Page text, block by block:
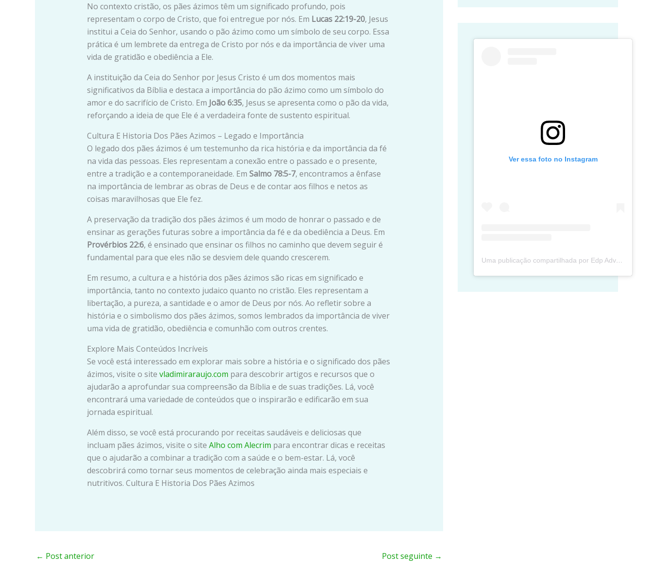
No contexto cristão, os pães ázimos têm um significado profundo, pois
representam o corpo de Cristo, que foi entregue por nós. Em Lucas 22:19-20, Jesus
institui a Ceia do Senhor, usando o pão ázimo como um símbolo de seu corpo. Essa
prática é um lembrete da entrega de Cristo por nós e da importância de viver uma
vida de gratidão e obediência a Ele.
A instituição da Ceia do Senhor por Jesus Cristo é um dos momentos mais
significativos da Bíblia e destaca a importância do pão ázimo como um símbolo do
amor e do sacrifício de Cristo. Em João 6:35, Jesus se apresenta como o pão da vida,
reforçando a ideia de que Ele é a verdadeira fonte de sustento espiritual.
Cultura E Historia Dos Pães Azimos – Legado e Importância
O legado dos pães ázimos é um testemunho da rica história e da importância da fé
na vida das pessoas. Eles representam a conexão entre o passado e o presente,
entre a tradição e a contemporaneidade. Em Salmo 78:5-7, encontramos a ênfase
na importância de lembrar as obras de Deus e de contar aos filhos e netos as
coisas maravilhosas que Ele fez.
A preservação da tradição dos pães ázimos é um modo de honrar o passado e de
ensinar as gerações futuras sobre a importância da fé e da obediência a Deus. Em
Provérbios 22:6, é ensinado que ensinar os filhos no caminho que devem seguir é
fundamental para que eles não se desviem dele quando crescerem.
Em resumo, a cultura e a história dos pães ázimos são ricas em significado e
importância, tanto no contexto judaico quanto no cristão. Eles representam a
libertação, a pureza, a santidade e o amor de Deus por nós. Ao refletir sobre a
história e o simbolismo dos pães ázimos, somos lembrados da importância de viver
uma vida de gratidão, obediência e comunhão com outros crentes.
Explore Mais Conteúdos Incríveis
Se você está interessado em explorar mais sobre a história e o significado dos pães
ázimos, visite o site vladimiraraujo.com para descobrir artigos e recursos que o
ajudarão a aprofundar sua compreensão da Bíblia e de suas tradições. Lá, você
encontrará uma variedade de conteúdos que o inspirarão e edificarão em sua
jornada espiritual.
Além disso, se você está procurando por receitas saudáveis e deliciosas que
incluam pães ázimos, visite o site Alho com Alecrim para encontrar dicas e receitas
que o ajudarão a combinar a tradição com a saúde e o bem-estar. Lá, você
descobrirá como tornar seus momentos de celebração ainda mais especiais e
nutritivos. Cultura E Historia Dos Pães Azimos
← Post anterior Post seguinte →
Ver essa foto no Instagram
Uma publicação compartilhada por Edp Advec Posse (@edpadvecposse)